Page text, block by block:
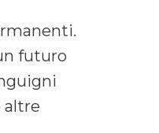
futuro
altre